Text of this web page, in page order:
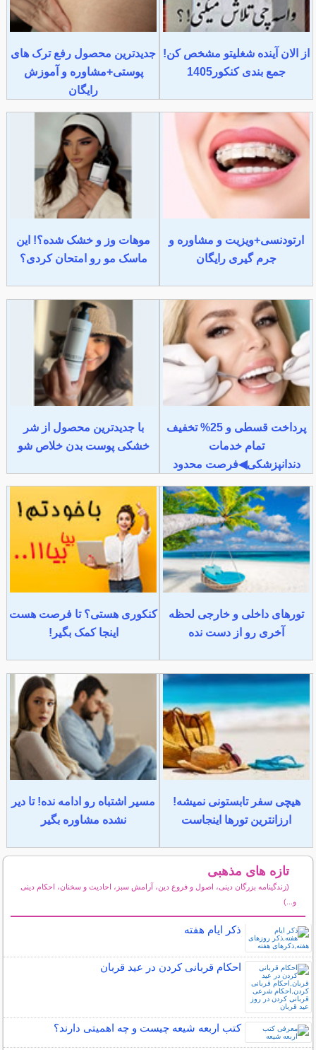
از الان آینده شغلیتو مشخص کن!
جمع بندی کنکور1405
جدیدترین محصول رفع ترک های
پوستی+مشاوره و آموزش
رایگان
ارتودنسی+ویزیت و مشاوره و
جرم گیری رایگان
موهات وز و خشک شده؟! این
ماسک مو رو امتحان کردی؟
پرداخت قسطی و 25% تخفیف
تمام خدمات
دندانپزشکی◀فرصت محدود
با جدیدترین محصول از شر
خشکی پوست بدن خلاص شو
تورهای داخلی و خارجی لحظه
آخری رو از دست نده
کنکوری هستی؟ تا فرصت هست
اینجا کمک بگیر!
هیچی سفر تابستونی نمیشه!
ارزانترین تورها اینجاست
مسیر اشتباه رو ادامه نده! تا دیر
نشده مشاوره بگیر
تازه های مذهبی
(زندگینامه بزرگان دینی، اصول و فروع دین، آرامش سبز، احادیث و سخنان، احکام دینی
و...)
ذکر ایام هفته
احکام قربانی کردن در عید قربان
کتب اربعه شیعه چیست و چه اهمیتی دارند؟